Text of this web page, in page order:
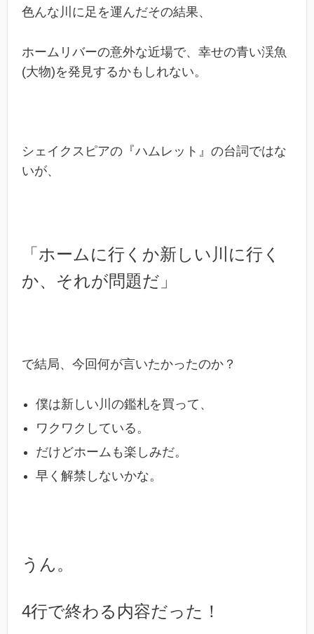
色んな川に足を運んだその結果、
ホームリバーの意外な近場で、幸せの青い渓魚
(大物)を発見するかもしれない。
シェイクスピアの『ハムレット』の台詞ではな
いが、
「ホームに行くか新しい川に行く
か、それが問題だ」
で結局、今回何が言いたかったのか？
僕は新しい川の鑑札を買って、
ワクワクしている。
だけどホームも楽しみだ。
早く解禁しないかな。
うん。
4行で終わる内容だった！